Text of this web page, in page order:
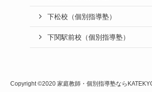
下松校（個別指導塾）
下関駅前校（個別指導塾）
Copyright ©2020 家庭教師・個別指導塾なら